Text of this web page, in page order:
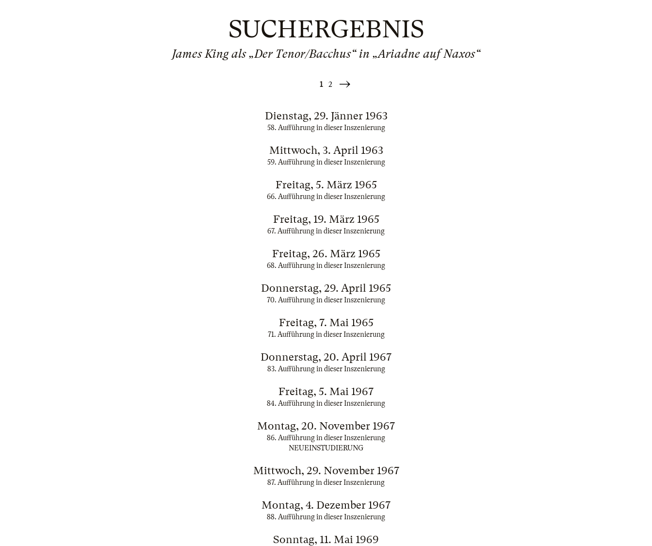
SUCHERGEBNIS
James King als „Der Tenor/Bacchus“ in „Ariadne auf Naxos“
1 2
Weiter
Dienstag, 29. Jänner 1963
58. Aufführung in dieser Inszenierung
Mittwoch, 3. April 1963
59. Aufführung in dieser Inszenierung
Freitag, 5. März 1965
66. Aufführung in dieser Inszenierung
Freitag, 19. März 1965
67. Aufführung in dieser Inszenierung
Freitag, 26. März 1965
68. Aufführung in dieser Inszenierung
Donnerstag, 29. April 1965
70. Aufführung in dieser Inszenierung
Freitag, 7. Mai 1965
71. Aufführung in dieser Inszenierung
Donnerstag, 20. April 1967
83. Aufführung in dieser Inszenierung
Freitag, 5. Mai 1967
84. Aufführung in dieser Inszenierung
Montag, 20. November 1967
86. Aufführung in dieser Inszenierung
NEUEINSTUDIERUNG
Mittwoch, 29. November 1967
87. Aufführung in dieser Inszenierung
Montag, 4. Dezember 1967
88. Aufführung in dieser Inszenierung
Sonntag, 11. Mai 1969